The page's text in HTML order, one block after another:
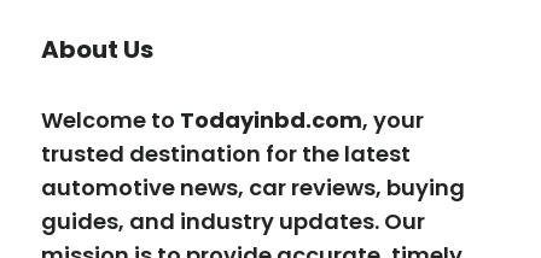
About Us
Welcome to Todayinbd.com, your
trusted destination for the latest
automotive news, car reviews, buying
guides, and industry updates. Our